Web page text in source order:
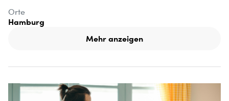
Orte
Hamburg
Mehr anzeigen